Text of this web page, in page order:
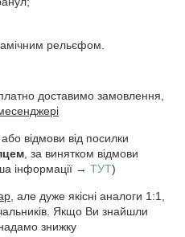
рельєфом.
доставимо замовлення,
відмови від посилки
, за винятком відмови
інформації → ТУТ)
, але дуже якісні аналоги 1:1,
Якщо Ви знайшли
знижку